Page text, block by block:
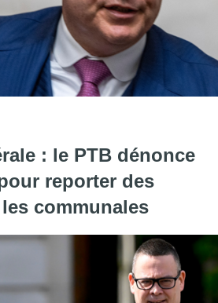
l'article "Formation fédérale : les
: le PTB dénonce
reporter des
communales